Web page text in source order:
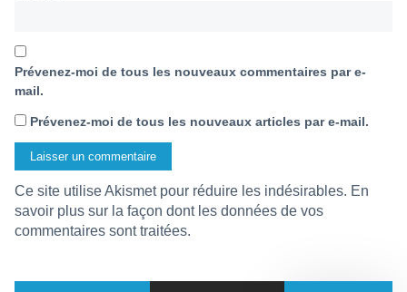
Prévenez-moi de tous les nouveaux commentaires par e-
mail.
Prévenez-moi de tous les nouveaux articles par e-mail.
Ce site utilise Akismet pour réduire les indésirables. En
savoir plus sur la façon dont les données de vos
commentaires sont traitées.